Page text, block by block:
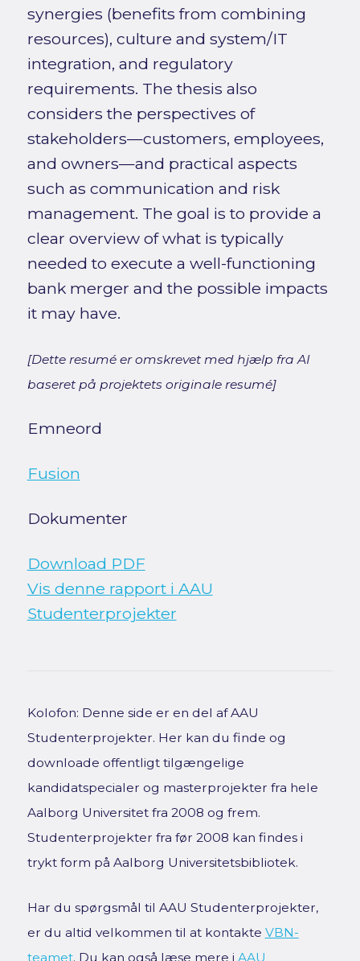
synergies (benefits from combining
resources), culture and system/IT
integration, and regulatory
requirements. The thesis also
considers the perspectives of
stakeholders—customers, employees,
and owners—and practical aspects
such as communication and risk
management. The goal is to provide a
clear overview of what is typically
needed to execute a well-functioning
bank merger and the possible impacts
it may have.
[Dette resumé er omskrevet med hjælp fra AI
baseret på projektets originale resumé]
Emneord
Fusion
Dokumenter
Download PDF
Vis denne rapport i AAU
Studenterprojekter
Kolofon: Denne side er en del af AAU
Studenterprojekter. Her kan du finde og
downloade offentligt tilgængelige
kandidatspecialer og masterprojekter fra hele
Aalborg Universitet fra 2008 og frem.
Studenterprojekter fra før 2008 kan findes i
trykt form på Aalborg Universitetsbibliotek.
Har du spørgsmål til AAU Studenterprojekter,
er du altid velkommen til at kontakte VBN-
teamet. Du kan også læse mere i AAU